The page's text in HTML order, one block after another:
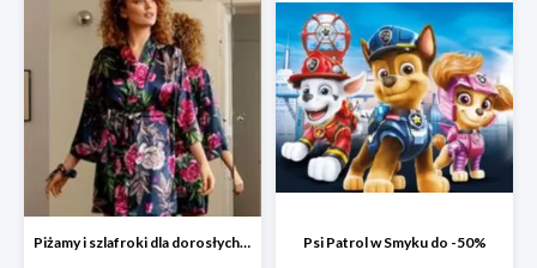
Piżamy i szlafroki dla dorosłych w Smyku do -30% Psi Patrol w Smyku do -50%